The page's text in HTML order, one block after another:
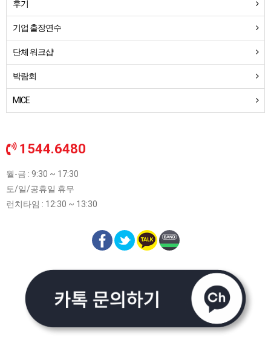
후기
기업 출장연수
단체 워크샵
박람회
MICE
1544.6480
월-금 : 9:30 ~ 17:30
토/일/공휴일 휴무
런치타임 : 12:30 ~ 13:30